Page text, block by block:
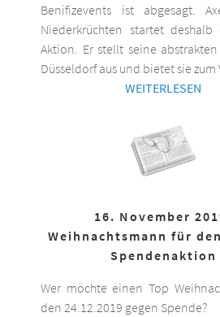
Benifizevents ist abgesagt.
Niederkrüchten startet deshalb
Aktion. Er stellt seine
Düsseldorf aus und bietet sie zum
WEITERLESEN
16. November
Weihnachtsmann für
Spendenaktion
Wer möchte einen Top
den 24.12.2019 gegen Spende?